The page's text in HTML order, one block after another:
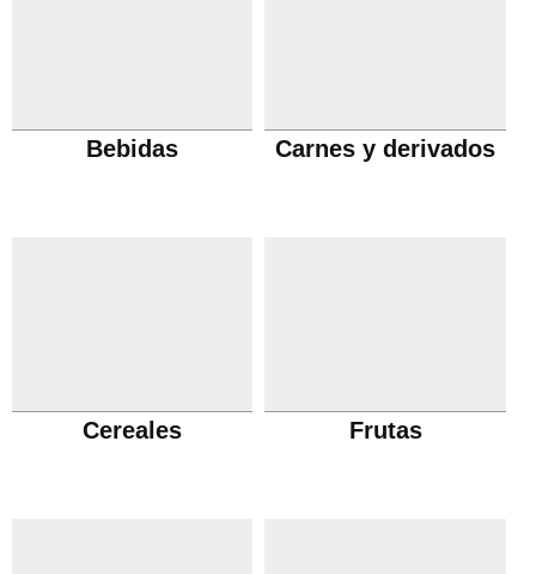
Bebidas Carnes y derivados
Cereales Frutas